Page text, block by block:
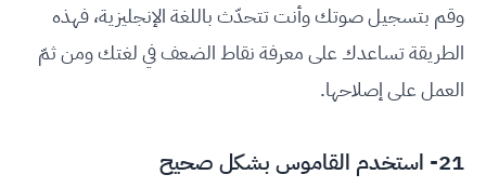
وقم بتسجيل صوتك وأنت تتحدّث باللغة الإنجليزية، فهذه
الطريقة تساعدك على معرفة نقاط الضعف في لغتك ومن ثمّ
العمل على إصلاحها.
21- استخدم القاموس بشكل صحيح